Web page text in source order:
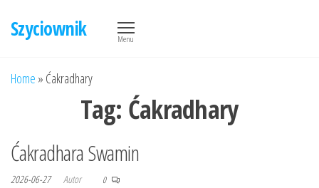
Szyciownik Menu
Home » Ćakradhary
Tag: Ćakradhary
Ćakradhara Swamin
2026-06-27 Autor 0